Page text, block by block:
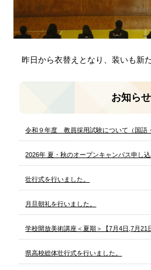
昨日から衣替えとなり、装いも新
お知らせ
令和９年度 教員採用試験について（国語
2026年 夏・秋のオープンキャンパス申し
壮行式を行いました。
月旦朝礼を行いました。
学校開放美術講座＜夏期＞【7月4日,7月21
県高校総体壮行式を行いました。